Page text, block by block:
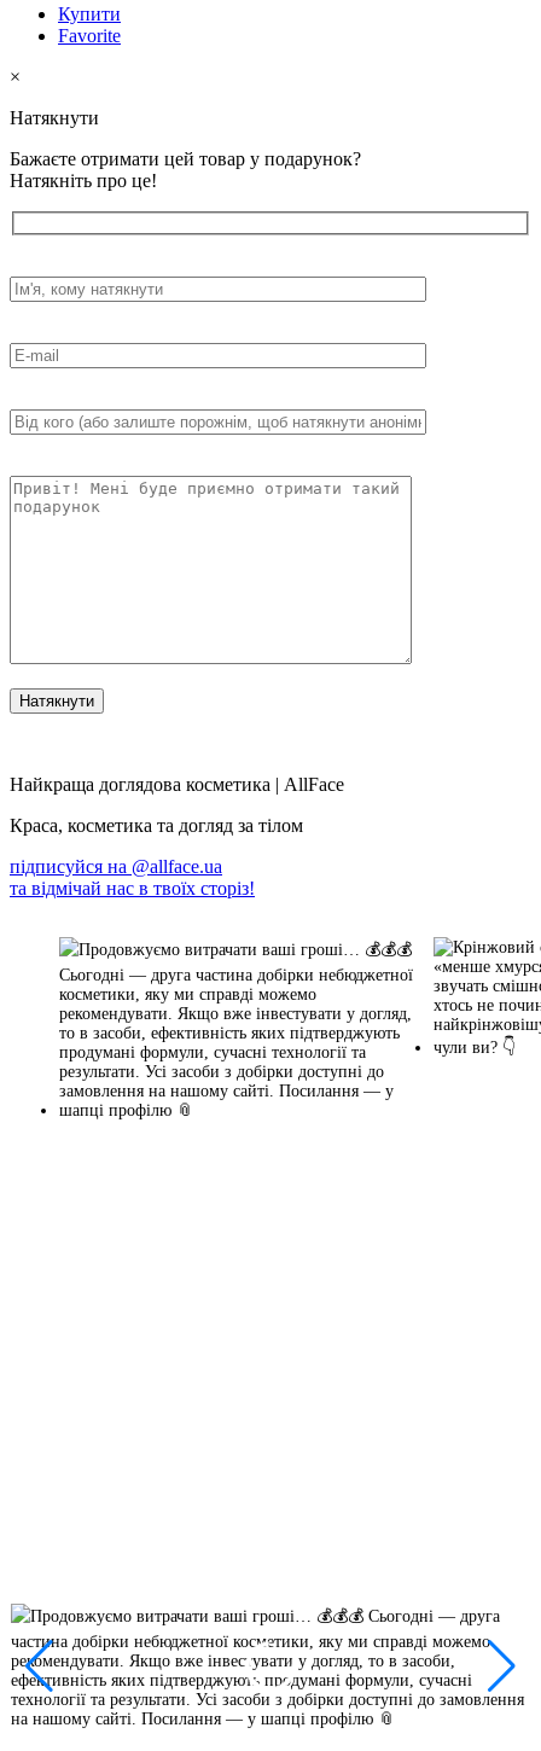
Купити
Favorite
×
Натякнути
Бажаєте отримати цей товар у подарунок?
Натякніть про це!
Найкраща доглядова косметика | AllFace
Краса, косметика та догляд за тілом
підписуйся на @allface.ua
та відмічай нас в твоїх сторіз!